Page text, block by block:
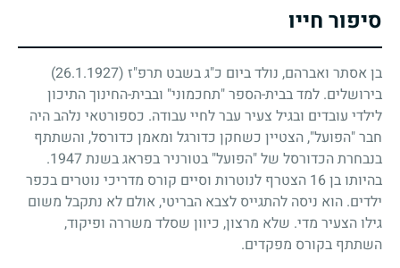
סיפור חייו
בן אסתר ואברהם, נולד ביום כ"ג בשבט תרפ"ז (26.1.1927)
בירושלים. למד בבית-הספר "תחכמוני" ובבית-החינוך התיכון
לילדי עובדים ובגיל צעיר עבר לחיי עבודה. כספורטאי נלהב היה
חבר "הפועל", הצטיין כשחקן כדורגל ומאמן כדורסל, והשתתף
בנבחרת הכדורסל של "הפועל" בטורניר בפראג בשנת1947
.
בהיותו בן16 הצטרף לנוטרות וסיים קורס מדריכי נוטרים בכפר
ילדים. הוא ניסה להתגייס לצבא הבריטי, אולם לא נתקבל משום
גילו הצעיר מדי. שלא מרצון, כיוון שסלד משררה ופיקוד,
השתתף בקורס מפקדים.